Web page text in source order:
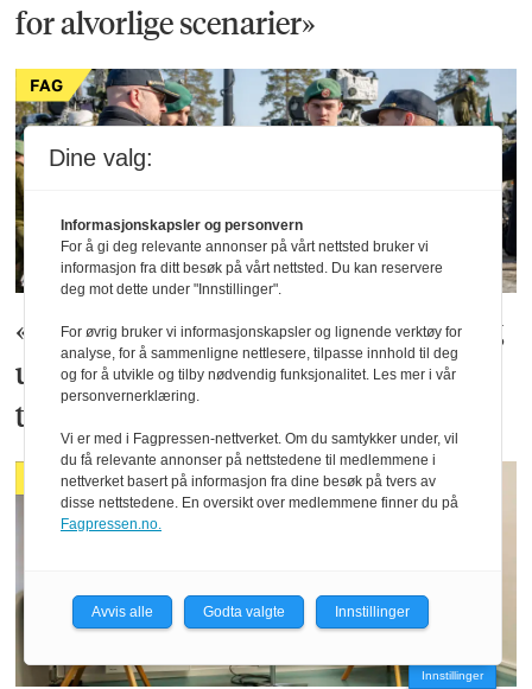
for alvorlige scenarier»
FAG
«Kriminalitet som virkemiddel – krig
uten uniform i et sammensatt
trusselbilde»
FAG
Innstillinger
Dine valg:
Informasjonskapsler og personvern
For å gi deg relevante annonser på vårt nettsted bruker vi
informasjon fra ditt besøk på vårt nettsted. Du kan reservere
deg mot dette under "Innstillinger".
For øvrig bruker vi informasjonskapsler og lignende verktøy for
analyse, for å sammenligne nettlesere, tilpasse innhold til deg
og for å utvikle og tilby nødvendig funksjonalitet. Les mer i vår
personvernerklæring.
Vi er med i Fagpressen-nettverket. Om du samtykker under, vil
du få relevante annonser på nettstedene til medlemmene i
nettverket basert på informasjon fra dine besøk på tvers av
disse nettstedene. En oversikt over medlemmene finner du på
Fagpressen.no.
Avvis alle Godta valgte Innstillinger